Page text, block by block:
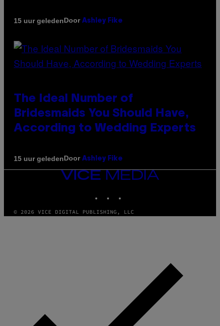
15 uur geledenDoor Ashley Fike
The Ideal Number of
Bridesmaids You Should Have,
According to Wedding Experts
15 uur geledenDoor Ashley Fike
VICE
MEDIA
© 2026 VICE DIGITAL PUBLISHING, LLC